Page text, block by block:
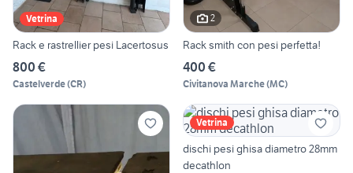
Vetrina
Rack e rastrellier pesi Lacertosus
800 €
Castelverde(CR)
2
Rack smith con pesi perfetta!
400 €
Civitanova Marche(MC)
Vetrina
dischi pesi ghisa diametro 28mm
decathlon